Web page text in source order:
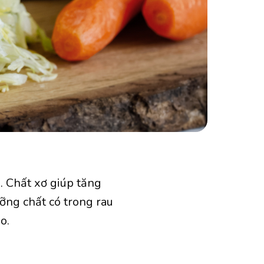
Chất xơ giúp tăng
chất có trong rau